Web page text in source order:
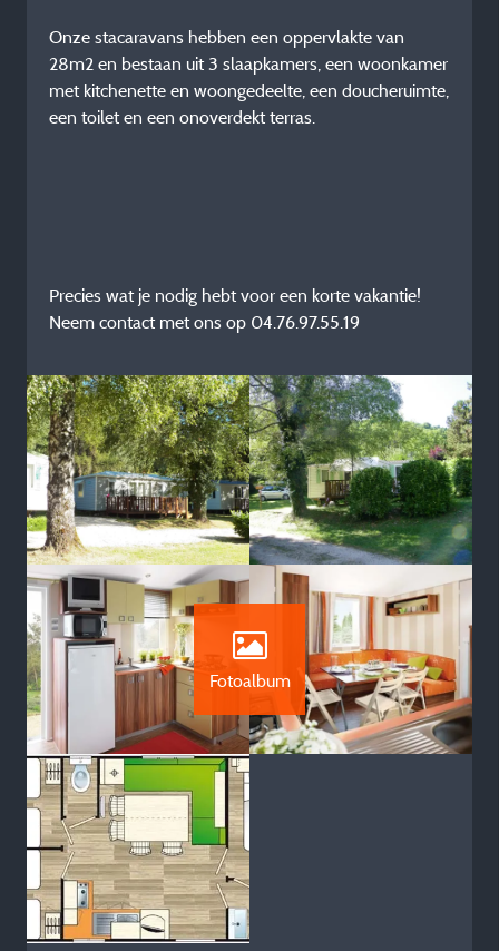
Onze stacaravans hebben een oppervlakte van
28m2 en bestaan uit 3 slaapkamers, een woonkamer
met kitchenette en woongedeelte, een doucheruimte,
een toilet en een onoverdekt terras.
Precies wat je nodig hebt voor een korte vakantie!
Neem contact met ons op 04.76.97.55.19
Fotoalbum